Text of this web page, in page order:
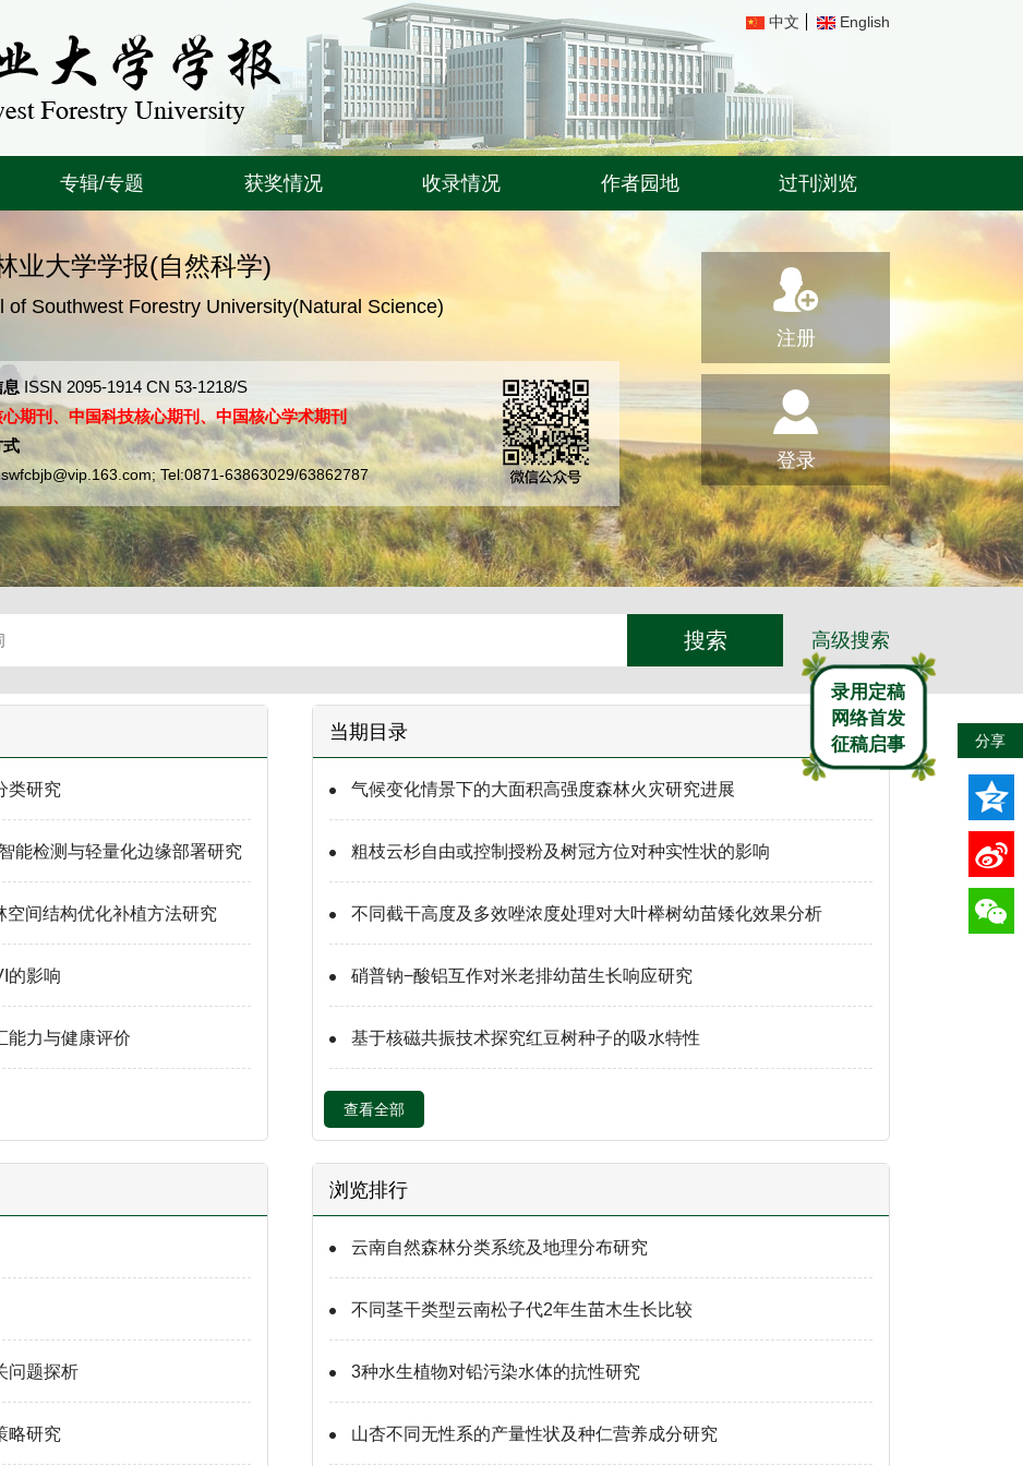
中文 English
专辑/专题 获奖情况 收录情况 作者园地 过刊浏览
业大学学报(自然科学)
of Southwest Forestry University(Natural Science)
ISSN 2095-1914 CN 53-1218/S
期刊、中国科技核心期刊、中国核心学术期刊
式
Tel:0871-63863029/63862787
注册
登录
高级搜索
分享
录用定稿
网络首发
征稿启事
类研究
能检测与轻量化边缘部署研究
间结构优化补植方法研究
的影响
能力与健康评价
当期目录
气候变化情景下的大面积高强度森林火灾研究进展
粗枝云杉自由或控制授粉及树冠方位对种实性状的影响
不同截干高度及多效唑浓度处理对大叶榉树幼苗矮化效果分析
硝普钠−酸铝互作对米老排幼苗生长响应研究
基于核磁共振技术探究红豆树种子的吸水特性
查看全部
问题探析
略研究
浏览排行
云南自然森林分类系统及地理分布研究
不同茎干类型云南松子代2年生苗木生长比较
3种水生植物对铅污染水体的抗性研究
山杏不同无性系的产量性状及种仁营养成分研究